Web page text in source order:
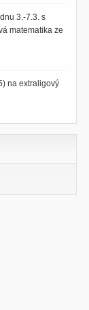
3.-7.3. s
matematika ze
na extraligový